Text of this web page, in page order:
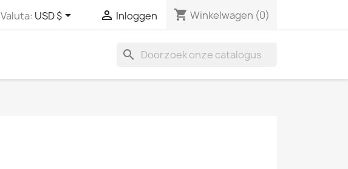
Valuta: USD $  Inloggen shopping_cart Winkelwagen (0)
search